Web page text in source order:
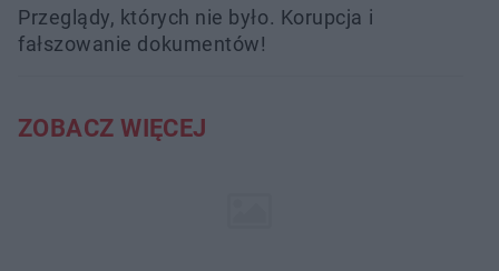
Przeglądy, których nie było. Korupcja i
fałszowanie dokumentów!
ZOBACZ WIĘCEJ